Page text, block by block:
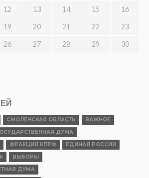
12 13 14 15 16
19 20 21 22 23
26 27 28 29 30
СМОЛЕНСКАЯ ОБЛАСТЬ
ВАЖНОЕ
ДУМА
ФРАКЦИЯ КПРФ
ЕДИНАЯ РОССИЯ
ВЫБОРЫ
ДУМА